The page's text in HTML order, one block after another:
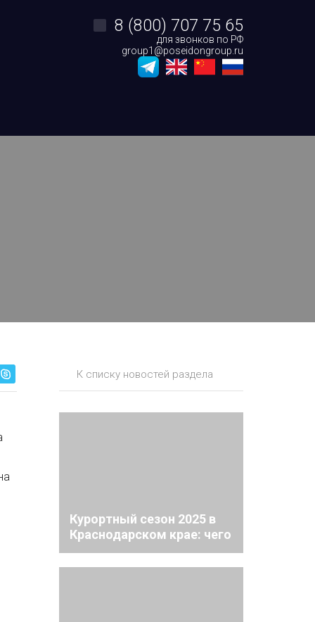
8 (800) 707 75 65
для звонков по РФ
group1@poseidongroup.ru
К списку новостей раздела
Курортный сезон 2025 в
Краснодарском крае: чего
ожидать туристам?